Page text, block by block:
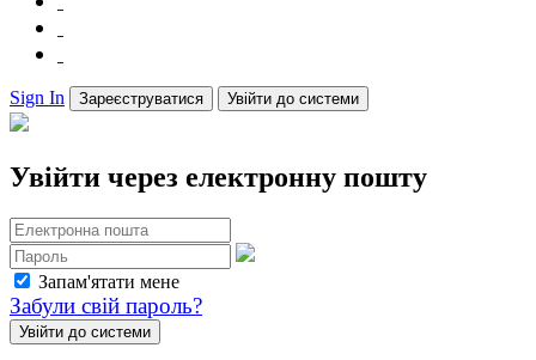
Sign In Зареєструватися Увійти до системи
Увійти через електронну пошту
Запам'ятати мене
Забули свій пароль?